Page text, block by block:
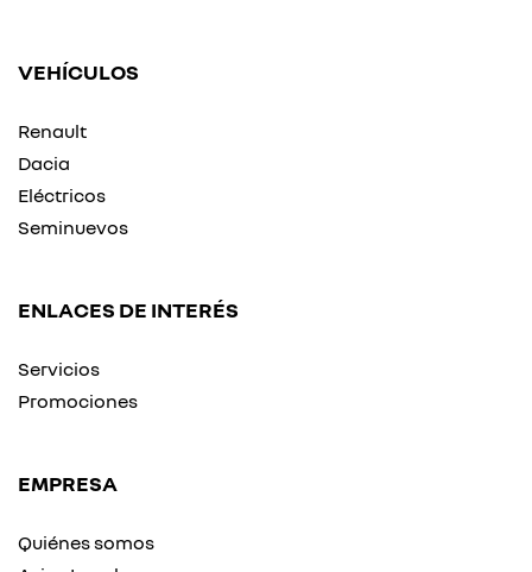
VEHÍCULOS
Renault
Dacia
Eléctricos
Seminuevos
ENLACES DE INTERÉS
Servicios
Promociones
EMPRESA
Quiénes somos